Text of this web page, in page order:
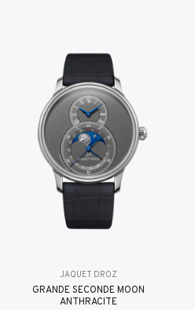
JAQUET DROZ
GRANDE SECONDE MOON
ANTHRACITE